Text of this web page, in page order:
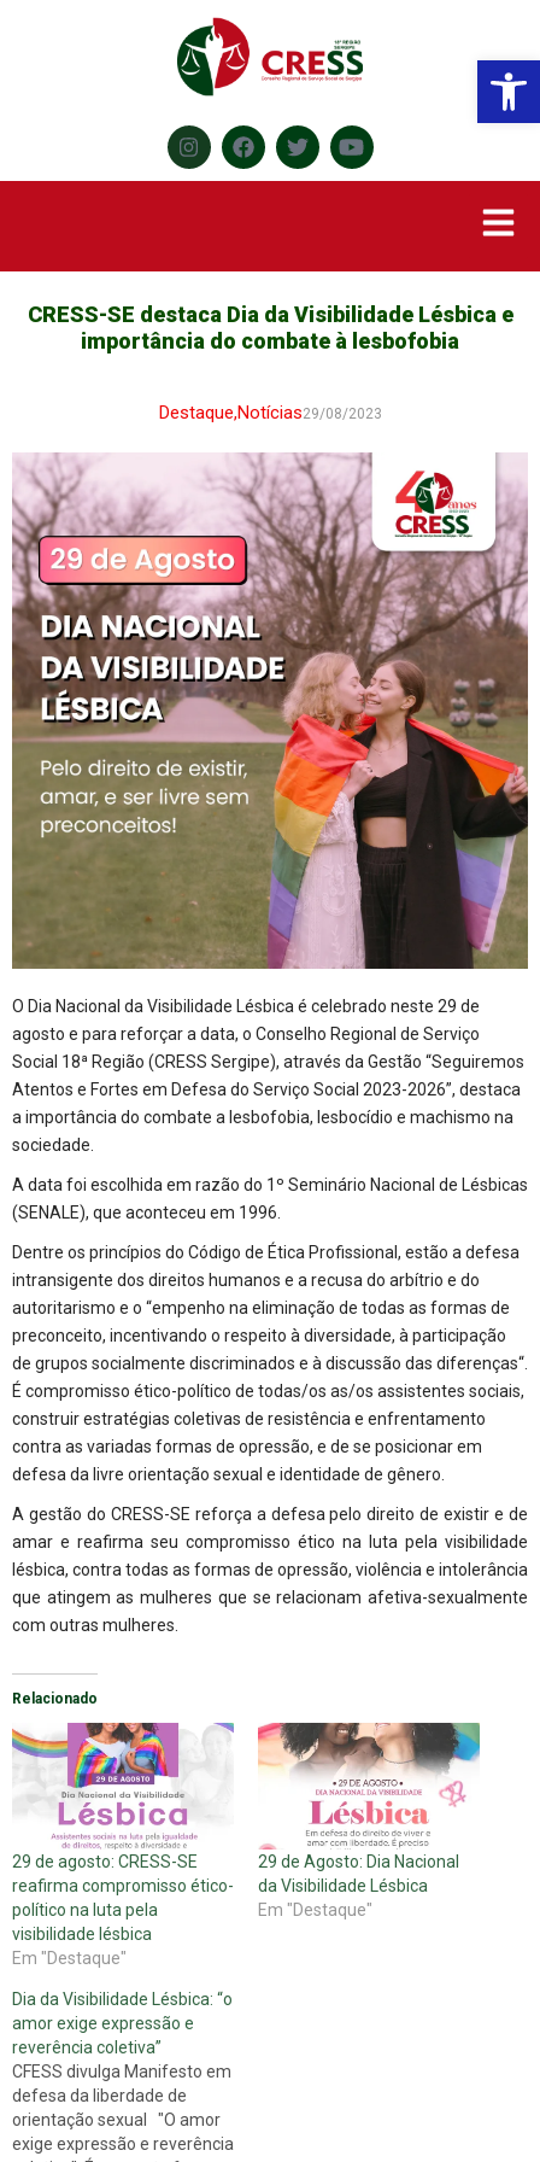
CRESS-SE destaca Dia da Visibilidade Lésbica e
importância do combate à lesbofobia
Destaque,Notícias29/08/2023
O Dia Nacional da Visibilidade Lésbica é celebrado neste 29 de
agosto e para reforçar a data, o Conselho Regional de Serviço
Social 18ª Região (CRESS Sergipe), através da Gestão “Seguiremos
Atentos e Fortes em Defesa do Serviço Social 2023-2026”, destaca
a importância do combate a lesbofobia, lesbocídio e machismo na
sociedade.
A data foi escolhida em razão do 1º Seminário Nacional de Lésbicas
(SENALE), que aconteceu em 1996.
Dentre os princípios do Código de Ética Profissional, estão a defesa
intransigente dos direitos humanos e a recusa do arbítrio e do
autoritarismo e o “empenho na eliminação de todas as formas de
preconceito, incentivando o respeito à diversidade, à participação
de grupos socialmente discriminados e à discussão das diferenças“.
É compromisso ético-político de todas/os as/os assistentes sociais,
construir estratégias coletivas de resistência e enfrentamento
contra as variadas formas de opressão, e de se posicionar em
defesa da livre orientação sexual e identidade de gênero.
A gestão do CRESS-SE reforça a defesa pelo direito de existir e de
amar e reafirma seu compromisso ético na luta pela visibilidade
lésbica, contra todas as formas de opressão, violência e intolerância
que atingem as mulheres que se relacionam afetiva-sexualmente
com outras mulheres.
Relacionado
29 de agosto: CRESS-SE
reafirma compromisso ético-
político na luta pela
visibilidade lésbica
Em "Destaque"
29 de Agosto: Dia Nacional
da Visibilidade Lésbica
Em "Destaque"
Dia da Visibilidade Lésbica: “o
amor exige expressão e
reverência coletiva”
CFESS divulga Manifesto em
defesa da liberdade de
orientação sexual "O amor
exige expressão e reverência